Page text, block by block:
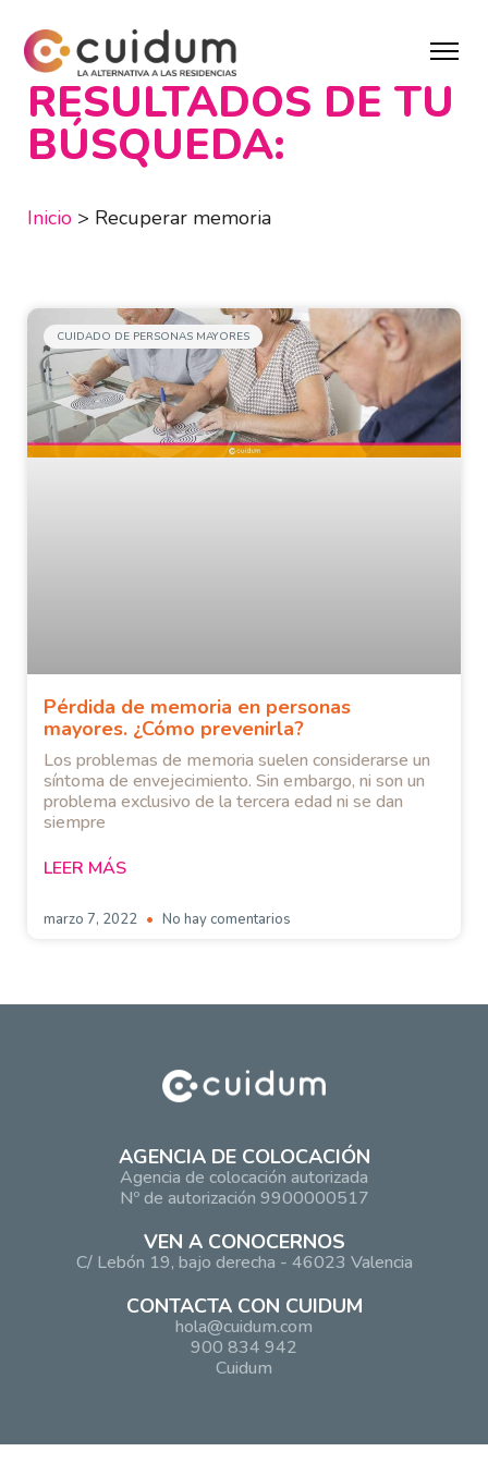
RESULTADOS DE TU
BÚSQUEDA:
Inicio > Recuperar memoria
CUIDADO DE PERSONAS MAYORES
Pérdida de memoria en personas
mayores. ¿Cómo prevenirla?
Los problemas de memoria suelen considerarse un
síntoma de envejecimiento. Sin embargo, ni son un
problema exclusivo de la tercera edad ni se dan
siempre
LEER MÁS
marzo 7, 2022 No hay comentarios
AGENCIA DE COLOCACIÓN
Agencia de colocación autorizada
Nº de autorización 9900000517
VEN A CONOCERNOS
C/ Lebón 19, bajo derecha - 46023 Valencia
CONTACTA CON CUIDUM
hola@cuidum.com
900 834 942
Cuidum